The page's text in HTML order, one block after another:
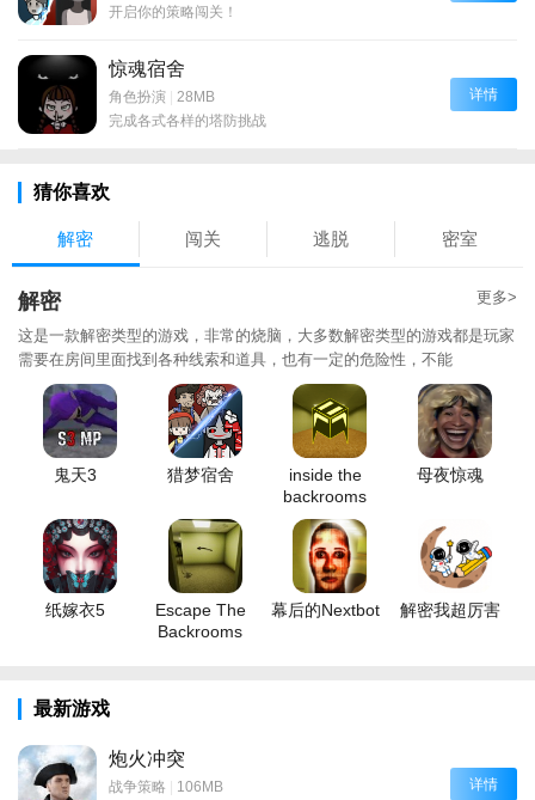
开启你的策略闯关！
惊魂宿舍
角色扮演 | 28MB
完成各式各样的塔防挑战
详情
猜你喜欢
解密 闯关 逃脱 密室
解密 更多>
这是一款解密类型的游戏，非常的烧脑，大多数解密类型的游戏都是玩家
需要在房间里面找到各种线索和道具，也有一定的危险性，不能
鬼天3 猎梦宿舍
inside the
backrooms
母夜惊魂
纸嫁衣5
Escape The
Backrooms
幕后的Nextbot 解密我超厉害
最新游戏
炮火冲突
战争策略 | 106MB
详情